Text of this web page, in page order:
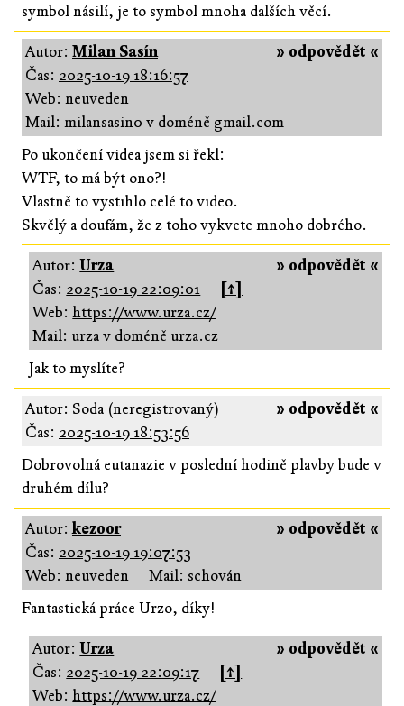
symbol násilí, je to symbol mnoha dalších věcí.
» odpovědět «
Autor: Milan Sasín
Čas: 2025-10-19 18:16:57
Web: neuveden
Mail: milansasin0 v doméně gmail.com
Po ukončení videa jsem si řekl:
WTF, to má být ono?!
Vlastně to vystihlo celé to video.
Skvělý a doufám, že z toho vykvete mnoho dobrého.
» odpovědět «
Autor:Urza
Čas: 2025-10-19 22:09:01
[↑]
Web:https://www.urza.cz/
Mail: urza v doméně urza.cz
Jak to myslíte?
» odpovědět «
Autor: Soda (neregistrovaný)
Čas: 2025-10-19 18:53:56
Dobrovolná eutanazie v poslední hodině plavby bude v
druhém dílu?
» odpovědět «
Autor:kezoor
Čas: 2025-10-19 19:07:53
Web: neuveden
Mail: schován
Fantastická práce Urzo, díky!
» odpovědět «
Autor:Urza
Čas: 2025-10-19 22:09:17
[↑]
Web:https://www.urza.cz/